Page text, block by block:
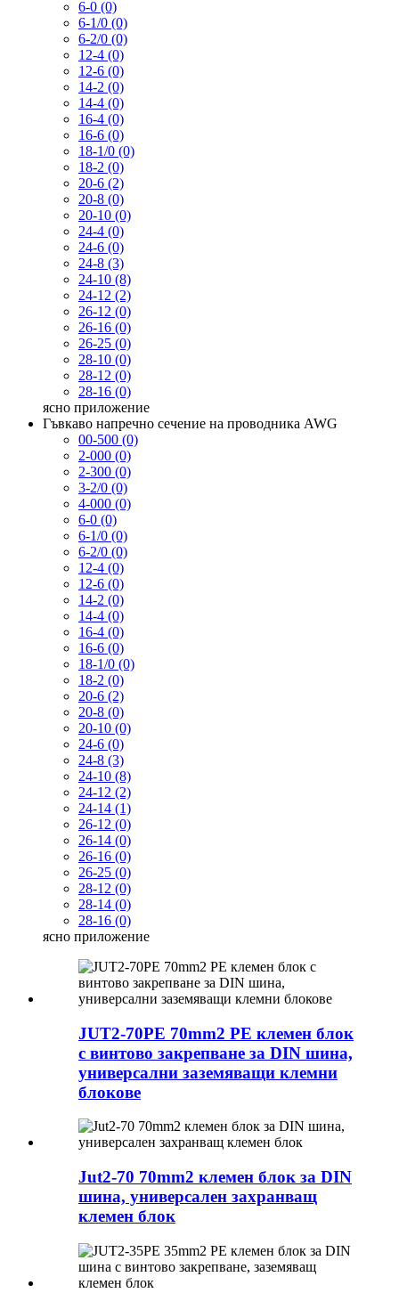
6-0 (0)
6-1/0 (0)
6-2/0 (0)
12-4 (0)
12-6 (0)
14-2 (0)
14-4 (0)
16-4 (0)
16-6 (0)
18-1/0 (0)
18-2 (0)
20-6 (2)
20-8 (0)
20-10 (0)
24-4 (0)
24-6 (0)
24-8 (3)
24-10 (8)
24-12 (2)
26-12 (0)
26-16 (0)
26-25 (0)
28-10 (0)
28-12 (0)
28-16 (0)
ясно приложение
Гъвкаво напречно сечение на проводника AWG
00-500 (0)
2-000 (0)
2-300 (0)
3-2/0 (0)
4-000 (0)
6-0 (0)
6-1/0 (0)
6-2/0 (0)
12-4 (0)
12-6 (0)
14-2 (0)
14-4 (0)
16-4 (0)
16-6 (0)
18-1/0 (0)
18-2 (0)
20-6 (2)
20-8 (0)
20-10 (0)
24-6 (0)
24-8 (3)
24-10 (8)
24-12 (2)
24-14 (1)
26-12 (0)
26-14 (0)
26-16 (0)
26-25 (0)
28-12 (0)
28-14 (0)
28-16 (0)
ясно приложение
JUT2-70PE 70mm2 PE клемен блок
с винтово закрепване за DIN шина,
универсални заземяващи клемни
блокове
Jut2-70 70mm2 клемен блок за DIN
шина, универсален захранващ
клемен блок